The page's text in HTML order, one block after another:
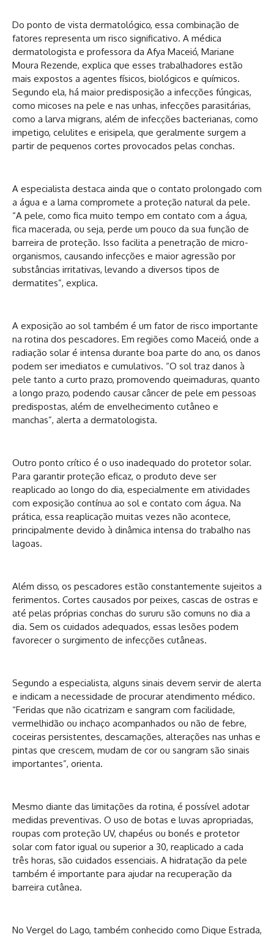
Do ponto de vista dermatológico, essa combinação de
fatores representa um risco significativo. A médica
dermatologista e professora da Afya Maceió, Mariane
Moura Rezende, explica que esses trabalhadores estão
mais expostos a agentes físicos, biológicos e químicos.
Segundo ela, há maior predisposição a infecções fúngicas,
como micoses na pele e nas unhas, infecções parasitárias,
como a larva migrans, além de infecções bacterianas, como
impetigo, celulites e erisipela, que geralmente surgem a
partir de pequenos cortes provocados pelas conchas.
A especialista destaca ainda que o contato prolongado com
a água e a lama compromete a proteção natural da pele.
“A pele, como fica muito tempo em contato com a água,
fica macerada, ou seja, perde um pouco da sua função de
barreira de proteção. Isso facilita a penetração de micro-
organismos, causando infecções e maior agressão por
substâncias irritativas, levando a diversos tipos de
dermatites”, explica.
A exposição ao sol também é um fator de risco importante
na rotina dos pescadores. Em regiões como Maceió, onde a
radiação solar é intensa durante boa parte do ano, os danos
podem ser imediatos e cumulativos. “O sol traz danos à
pele tanto a curto prazo, promovendo queimaduras, quanto
a longo prazo, podendo causar câncer de pele em pessoas
predispostas, além de envelhecimento cutâneo e
manchas”, alerta a dermatologista.
Outro ponto crítico é o uso inadequado do protetor solar.
Para garantir proteção eficaz, o produto deve ser
reaplicado ao longo do dia, especialmente em atividades
com exposição contínua ao sol e contato com água. Na
prática, essa reaplicação muitas vezes não acontece,
principalmente devido à dinâmica intensa do trabalho nas
lagoas.
Além disso, os pescadores estão constantemente sujeitos a
ferimentos. Cortes causados por peixes, cascas de ostras e
até pelas próprias conchas do sururu são comuns no dia a
dia. Sem os cuidados adequados, essas lesões podem
favorecer o surgimento de infecções cutâneas.
Segundo a especialista, alguns sinais devem servir de alerta
e indicam a necessidade de procurar atendimento médico.
“Feridas que não cicatrizam e sangram com facilidade,
vermelhidão ou inchaço acompanhados ou não de febre,
coceiras persistentes, descamações, alterações nas unhas e
pintas que crescem, mudam de cor ou sangram são sinais
importantes”, orienta.
Mesmo diante das limitações da rotina, é possível adotar
medidas preventivas. O uso de botas e luvas apropriadas,
roupas com proteção UV, chapéus ou bonés e protetor
solar com fator igual ou superior a 30, reaplicado a cada
três horas, são cuidados essenciais. A hidratação da pele
também é importante para ajudar na recuperação da
barreira cutânea.
No Vergel do Lago, também conhecido como Dique Estrada,